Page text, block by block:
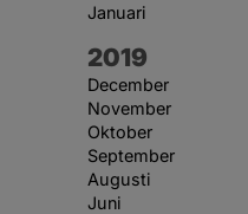
Januari
År:
2019
December
November
Oktober
September
Augusti
Juni